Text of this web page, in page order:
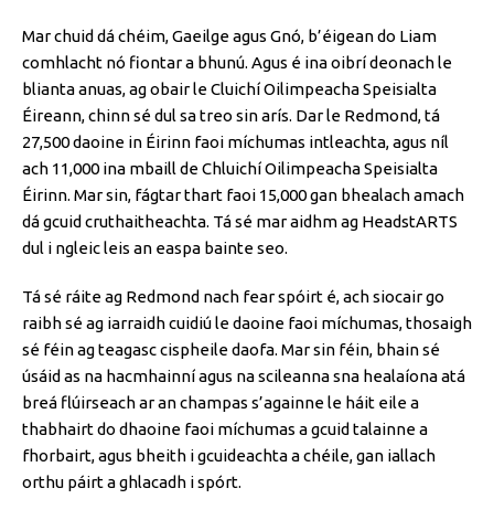
Mar chuid dá chéim, Gaeilge agus Gnó, b’éigean do Liam
comhlacht nó fiontar a bhunú. Agus é ina oibrí deonach le
blianta anuas, ag obair le Cluichí Oilimpeacha Speisialta
Éireann, chinn sé dul sa treo sin arís. Dar le Redmond, tá
27,500 daoine in Éirinn faoi míchumas intleachta, agus níl
ach 11,000 ina mbaill de Chluichí Oilimpeacha Speisialta
Éirinn. Mar sin, fágtar thart faoi 15,000 gan bhealach amach
dá gcuid cruthaitheachta. Tá sé mar aidhm ag HeadstARTS
dul i ngleic leis an easpa bainte seo.
Tá sé ráite ag Redmond nach fear spóirt é, ach siocair go
raibh sé ag iarraidh cuidiú le daoine faoi míchumas, thosaigh
sé féin ag teagasc cispheile daofa. Mar sin féin, bhain sé
úsáid as na hacmhainní agus na scileanna sna healaíona atá
breá flúirseach ar an champas s’againne le háit eile a
thabhairt do dhaoine faoi míchumas a gcuid talainne a
fhorbairt, agus bheith i gcuideachta a chéile, gan iallach
orthu páirt a ghlacadh i spórt.